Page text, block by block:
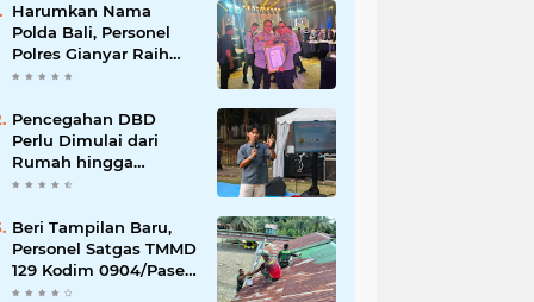
Harumkan Nama
Polda Bali, Personel
Polres Gianyar Raih
Penghargaan
Pencegahan DBD
Perlu Dimulai dari
Rumah hingga
Lingkungan Sekolah
Beri Tampilan Baru,
Personel Satgas TMMD
129 Kodim 0904/Paser
Cat Atap Rumah